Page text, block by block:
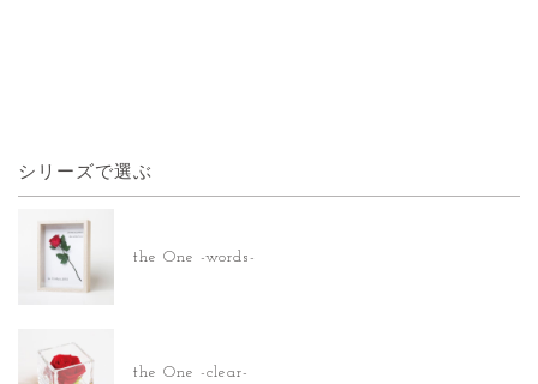
シリーズで選ぶ
the One -words-
the One -clear-